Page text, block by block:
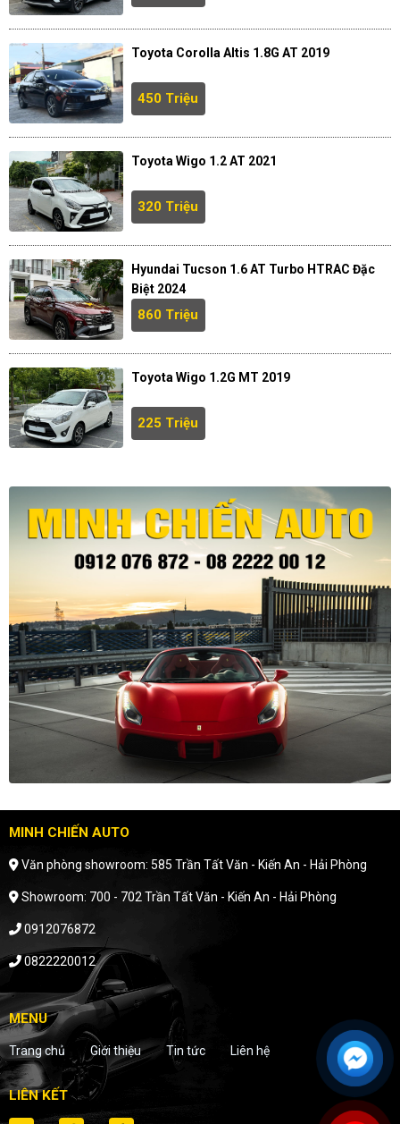
Toyota Corolla Altis 1.8G AT 2019
450 Triệu
Toyota Wigo 1.2 AT 2021
320 Triệu
Hyundai Tucson 1.6 AT Turbo HTRAC Đặc
Biệt 2024
860 Triệu
Toyota Wigo 1.2G MT 2019
225 Triệu
MINH CHIẾN AUTO
Văn phòng showroom: 585 Trần Tất Văn - Kiến An - Hải Phòng
Showroom: 700 - 702 Trần Tất Văn - Kiến An - Hải Phòng
0912076872
0822220012
MENU
Trang chủ Giới thiệu Tin tức Liên hệ
LIÊN KẾT